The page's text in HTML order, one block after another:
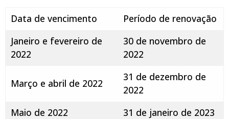
Data de vencimento
Período de renovação
Janeiro e fevereiro de
2022
30 de novembro de
2022
Março e abril de 2022
31 de dezembro de
2022
Maio de 2022
31 de janeiro de 2023